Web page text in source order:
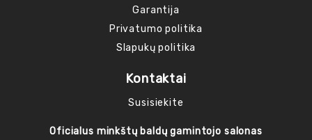
Garantija
Privatumo politika
Slapukų politika
Kontaktai
Susisiekite
Oficialus minkštų baldų gamintojo salonas